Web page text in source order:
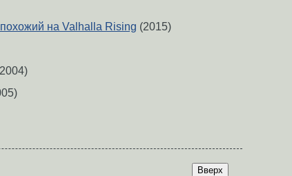
на Valhalla Rising (2015)
Вверх